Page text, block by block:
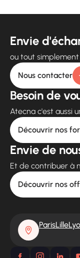
Envie
ou tout
Nous contacter
Besoin de
Atecna c'est aussi
Découvrir nos
Envie de
Et de contribuer à
Découvrir nos
ParisLille